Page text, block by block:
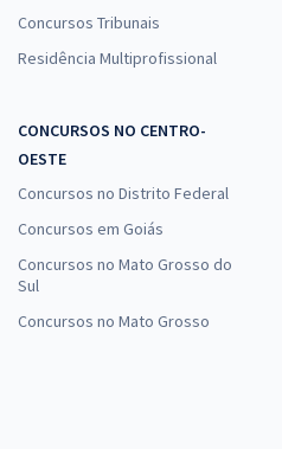
Concursos Tribunais
Residência Multiprofissional
CONCURSOS NO CENTRO-
OESTE
Concursos no Distrito Federal
Concursos em Goiás
Concursos no Mato Grosso do
Sul
Concursos no Mato Grosso